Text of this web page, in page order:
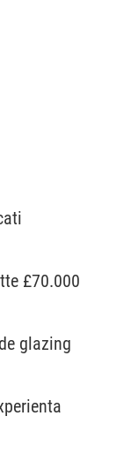
£70.000
glazing